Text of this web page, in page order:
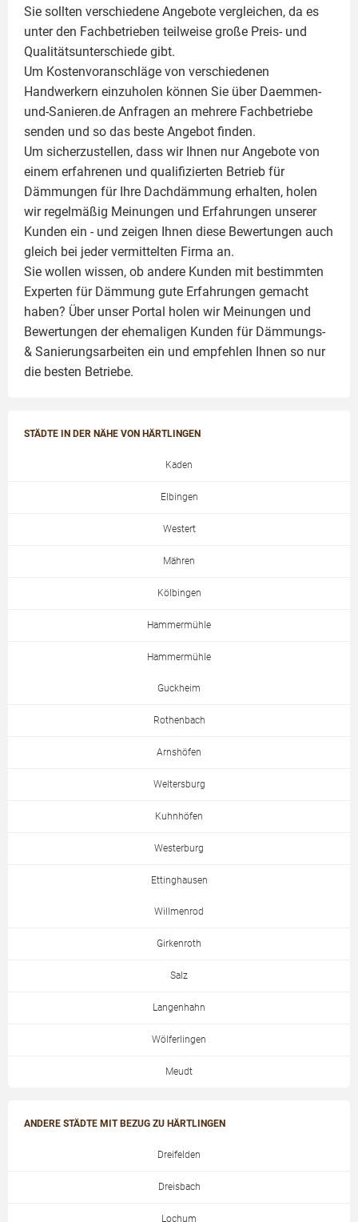
Sie sollten verschiedene Angebote vergleichen, da es
unter den Fachbetrieben teilweise große Preis- und
Qualitätsunterschiede gibt.
Um Kostenvoranschläge von verschiedenen
Handwerkern einzuholen können Sie über Daemmen-
und-Sanieren.de Anfragen an mehrere Fachbetriebe
senden und so das beste Angebot finden.
Um sicherzustellen, dass wir Ihnen nur Angebote von
einem erfahrenen und qualifizierten Betrieb für
Dämmungen für Ihre Dachdämmung erhalten, holen
wir regelmäßig Meinungen und Erfahrungen unserer
Kunden ein - und zeigen Ihnen diese Bewertungen auch
gleich bei jeder vermittelten Firma an.
Sie wollen wissen, ob andere Kunden mit bestimmten
Experten für Dämmung gute Erfahrungen gemacht
haben? Über unser Portal holen wir Meinungen und
Bewertungen der ehemaligen Kunden für Dämmungs-
& Sanierungsarbeiten ein und empfehlen Ihnen so nur
die besten Betriebe.
STÄDTE IN DER NÄHE VON HÄRTLINGEN
Kaden
Elbingen
Westert
Mähren
Kölbingen
Hammermühle
Hammermühle
Guckheim
Rothenbach
Arnshöfen
Weltersburg
Kuhnhöfen
Westerburg
Ettinghausen
Willmenrod
Girkenroth
Salz
Langenhahn
Wölferlingen
Meudt
ANDERE STÄDTE MIT BEZUG ZU HÄRTLINGEN
Dreifelden
Dreisbach
Lochum